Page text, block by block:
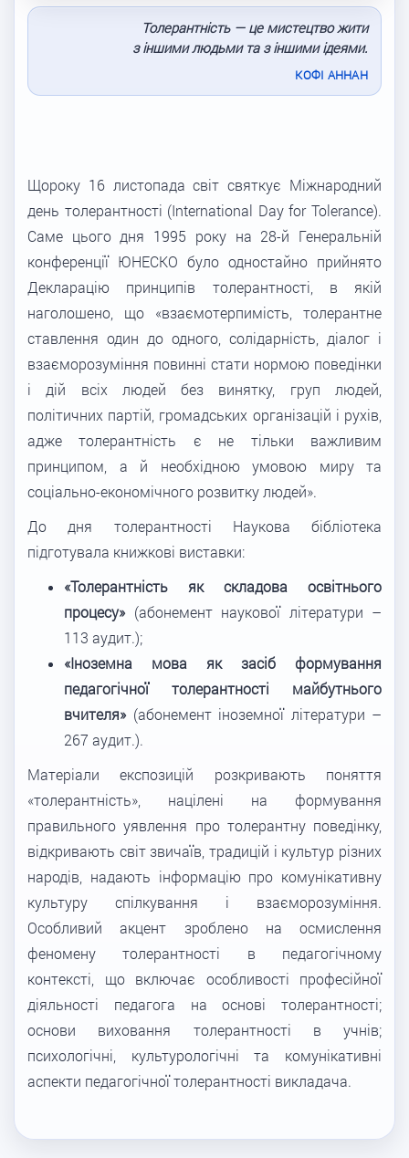
Толерантність — це мистецтво жити
з іншими людьми та з іншими ідеями.
КОФІ АННАН
Щороку 16 листопада світ святкує Міжнародний
день толерантності (International Day for Tolerance).
Саме цього дня 1995 року на 28-й Генеральній
конференції ЮНЕСКО було одностайно прийнято
Декларацію принципів толерантності, в якій
наголошено, що «взаємотерпимість, толерантне
ставлення один до одного, солідарність, діалог і
взаєморозуміння повинні стати нормою поведінки
і дій всіх людей без винятку, груп людей,
політичних партій, громадських організацій і рухів,
адже толерантність є не тільки важливим
принципом, а й необхідною умовою миру та
соціально-економічного розвитку людей».
До дня толерантності Наукова бібліотека
підготувала книжкові виставки:
«Толерантність як складова освітнього
процесу»(абонемент наукової літератури –
113 аудит.);
«Іноземна мова як засіб формування
педагогічної толерантності майбутнього
вчителя»(абонемент іноземної літератури –
267 аудит.).
Матеріали експозицій розкривають поняття
«толерантність», націлені на формування
правильного уявлення про толерантну поведінку,
відкривають світ звичаїв, традицій і культур різних
народів, надають інформацію про комунікативну
культуру спілкування і взаєморозуміння.
Особливий акцент зроблено на осмислення
феномену толерантності в педагогічному
контексті, що включає особливості професійної
діяльності педагога на основі толерантності;
основи виховання толерантності в учнів;
психологічні, культурологічні та комунікативні
аспекти педагогічної толерантності викладача.